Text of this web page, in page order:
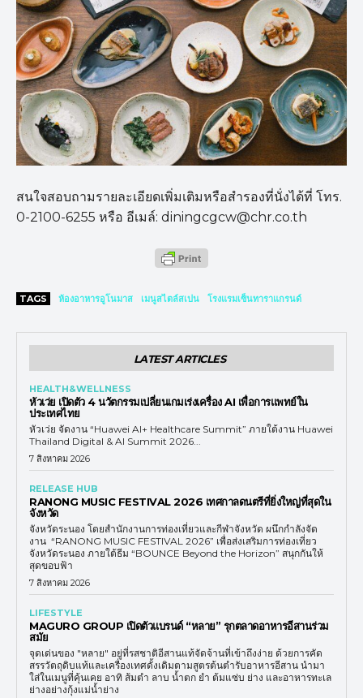
สนใจสอบถามรายละเอียดเพิ่มเติมหรือสำรองที่นั่งได้ที่ โทร.
0-2100-6255 หรือ อีเมล์: diningcgcw@chr.co.th
TAGS ห้องอาหารอูโนมาส เมนูสไตล์สเปน โรงแรมเซ็นทาราแกรนด์
LATEST ARTICLES
HEALTH&WELLNESS
หัวเว่ย เปิดตัว 4 นวัตกรรมเปลี่ยนเกมเร่งเครื่อง AI เพื่อการแพทย์ใน
ประเทศไทย
หัวเว่ย จัดงาน “Huawei AI+ Healthcare Summit” ภายใต้งาน Huawei
Thailand Digital & AI Summit 2026...
7 สิงหาคม 2026
RELEASE HUB
RANONG MUSIC FESTIVAL 2026 เทศกาลดนตรีที่ยิ่งใหญ่ที่สุดใน
จังหวัด
จังหวัดระนอง โดยสำนักงานการท่องเที่ยวและกีฬาจังหวัด ผนึกกำลังจัด
งาน “RANONG MUSIC FESTIVAL 2026” เพื่อส่งเสริมการท่องเที่ยว
จังหวัดระนอง ภายใต้ธีม “BOUNCE Beyond the Horizon” สนุกกันให้
สุดขอบฟ้า
7 สิงหาคม 2026
LIFESTYLE
MAGURO GROUP เปิดตัวแบรนด์ “หลาย” รุกตลาดอาหารอีสานร่วม
สมัย
จุดเด่นของ "หลาย" อยู่ที่รสชาติอีสานแท้จัดจ้านที่เข้าถึงง่าย ด้วยการคัด
สรรวัตถุดิบแท้และเครื่องเทศดั้งเดิมตามสูตรต้นตำรับอาหารอีสาน นำมา
ใส่ในเมนูที่คุ้นเคย อาทิ ส้มตำ ลาบ น้ำตก ยำ ต้มแซ่บ ย่าง และอาหารทะเล
ย่างอย่างกุ้งแม่น้ำย่าง